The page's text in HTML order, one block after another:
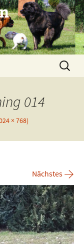
Suchen
nach:
014
× 768)
Nächstes →